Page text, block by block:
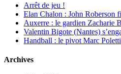
Arrêt de jeu !
Elan Chalon : John
Auxerre : le gardien Zacharie
Valentin Bigote (Nantes)
Handball : le pivot Marc
Archives